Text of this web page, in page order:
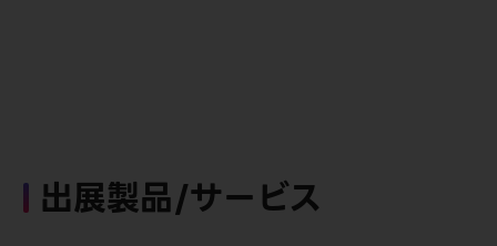
出展製品/サービス